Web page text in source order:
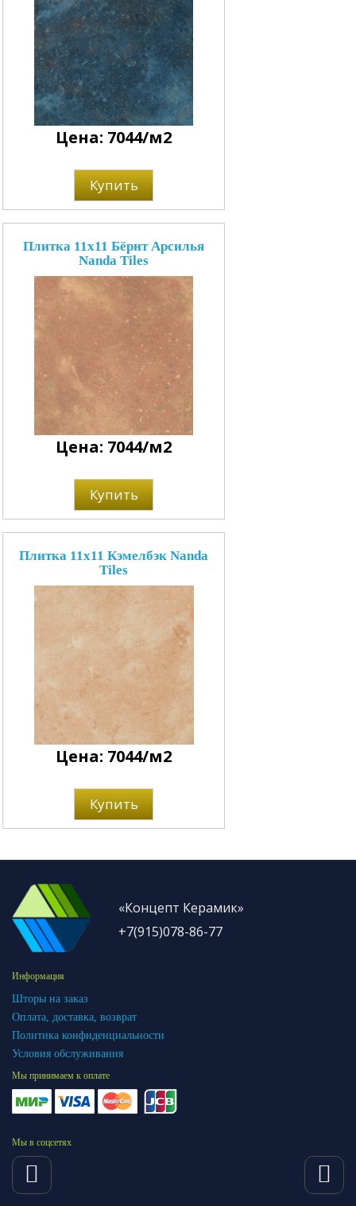
Цена: 7044/м2
Купить
Плитка 11x11 Бёрнт Арсилья
Nanda Tiles
Цена: 7044/м2
Купить
Плитка 11x11 Кэмелбэк Nanda
Tiles
Цена: 7044/м2
Купить
«Концепт Керамик»
+7(915)078-86-77
Информация
Шторы на заказ
Оплата, доставка, возврат
Политика конфиденциальности
Условия обслуживания
Мы принимаем к оплате
Мы в соцсетях